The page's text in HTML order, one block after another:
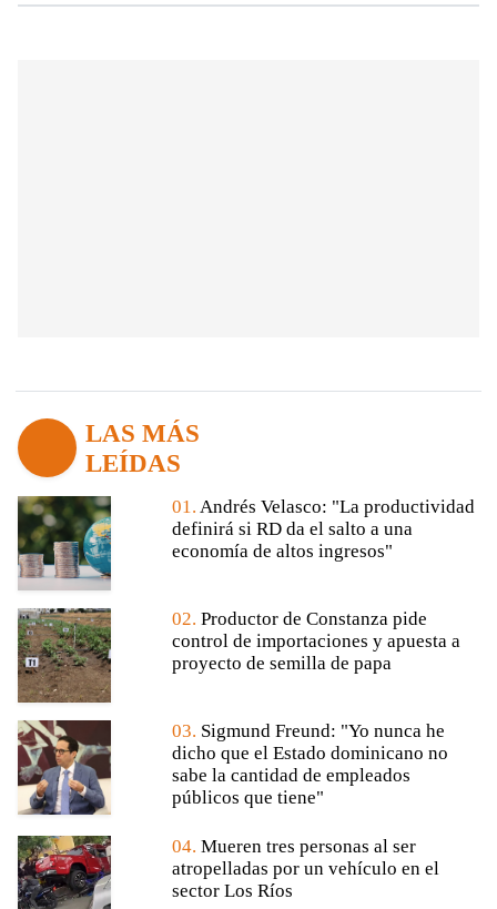
LAS MÁS
LEÍDAS
01. Andrés Velasco: "La productividad
definirá si RD da el salto a una
economía de altos ingresos"
02. Productor de Constanza pide
control de importaciones y apuesta a
proyecto de semilla de papa
03. Sigmund Freund: "Yo nunca he
dicho que el Estado dominicano no
sabe la cantidad de empleados
públicos que tiene"
04. Mueren tres personas al ser
atropelladas por un vehículo en el
sector Los Ríos